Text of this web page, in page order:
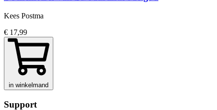
Kees Postma
€ 17,99
in winkelmand
Support